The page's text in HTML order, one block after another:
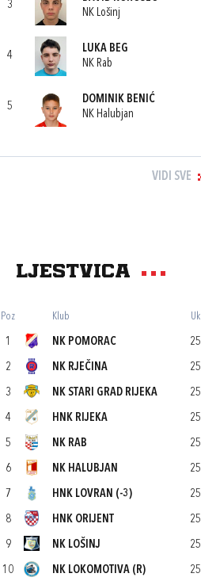
3
NK Lošinj
4
LUKA BEG
NK Rab
5
DOMINIK BENIĆ
NK Halubjan
VIDI SVE
Ljestvica
Poz Klub Uk
1 NK POMORAC 25
2 NK RJEČINA 25
3 NK STARI GRAD RIJEKA 25
4 HNK RIJEKA 25
5 NK RAB 25
6 NK HALUBJAN 25
7 HNK LOVRAN (-3) 25
8 HNK ORIJENT 25
9 NK LOŠINJ 25
10 NK LOKOMOTIVA (R) 25